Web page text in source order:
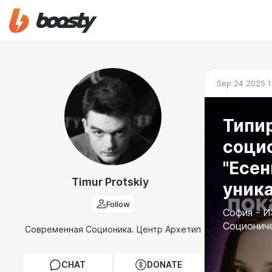
Timur Protskiy
Follow
Современная Соционика. Центр Архетип
CHAT DONATE
Sep 24 2025
София -